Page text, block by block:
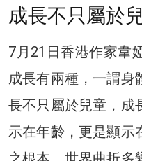
成長不只屬於
7月21日香港作家韋
成長有兩種，一謂身
長不只屬於兒童，成
示在年齡，更是顯示